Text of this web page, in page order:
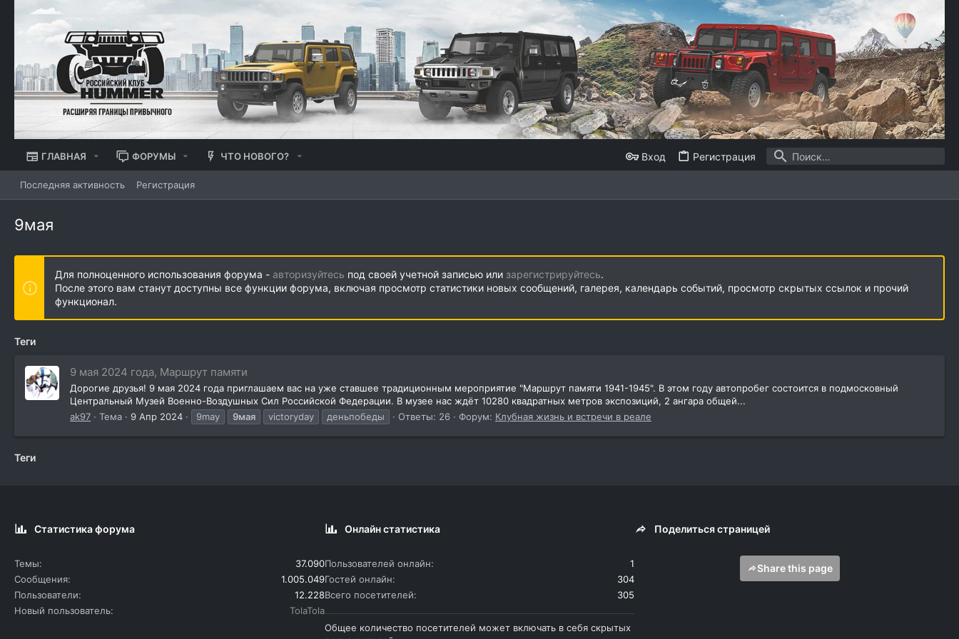
ГЛАВНАЯ ФОРУМЫ ЧТО НОВОГО? Вход Регистрация
Последняя активность Регистрация
9мая
Для полноценного использования форума - авторизуйтесь под своей учетной записью или зарегистрируйтесь.
После этого вам станут доступны все функции форума, включая просмотр статистики новых сообщений, галерея, календарь событий, просмотр скрытых ссылок и прочий
функционал.
Теги
9 мая 2024 года, Маршрут памяти
Дорогие друзья! 9 мая 2024 года приглашаем вас на уже ставшее традиционным мероприятие "Маршрут памяти 1941-1945". В этом году автопробег состоится в подмосковный
Центральный Музей Военно-Воздушных Сил Российской Федерации. В музее нас ждёт 10280 квадратных метров экспозиций, 2 ангара общей...
ak97
Тема 9 Апр 2024 9may 9мая victoryday деньпобеды Ответы: 26 Форум: Клубная жизнь и встречи в реале
Теги
Статистика форума
Темы
37.090
Сообщения
1.005.049
Пользователи
12.228
Новый пользователь
TolaTola
Онлайн статистика
Пользователей онлайн
1
Гостей онлайн
304
Всего посетителей
305
Общее количество посетителей может включать в себя скрытых
Поделиться страницей
Share this page